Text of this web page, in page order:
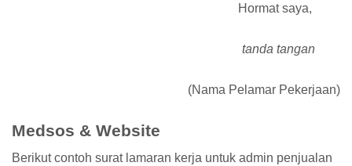
Hormat saya,
tanda tangan
(Nama Pelamar Pekerjaan)
Medsos & Website
Berikut contoh surat lamaran kerja untuk admin penjualan